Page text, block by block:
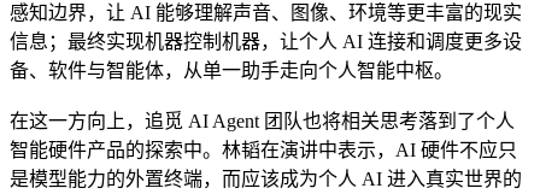
感知边界，让 AI 能够理解声音、图像、环境等更丰富的现实
信息；最终实现机器控制机器，让个人 AI 连接和调度更多设
备、软件与智能体，从单一助手走向个人智能中枢。
在这一方向上，追觅 AI Agent 团队也将相关思考落到了个人
智能硬件产品的探索中。林韬在演讲中表示，AI 硬件不应只
是模型能力的外置终端，而应该成为个人 AI 进入真实世界的